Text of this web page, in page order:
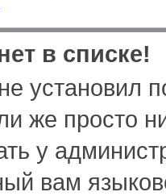
в списке!
установил
же просто
у
вам